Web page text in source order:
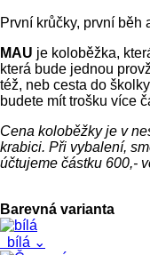
První krůčky, první běh
MAU je koloběžka,
která bude jednou
též, neb cesta do
budete mít trošku více
Cena koloběžky je v
krabici. Při vybalení,
účtujeme částku 600,-
Barevná varianta
bílá ⌄